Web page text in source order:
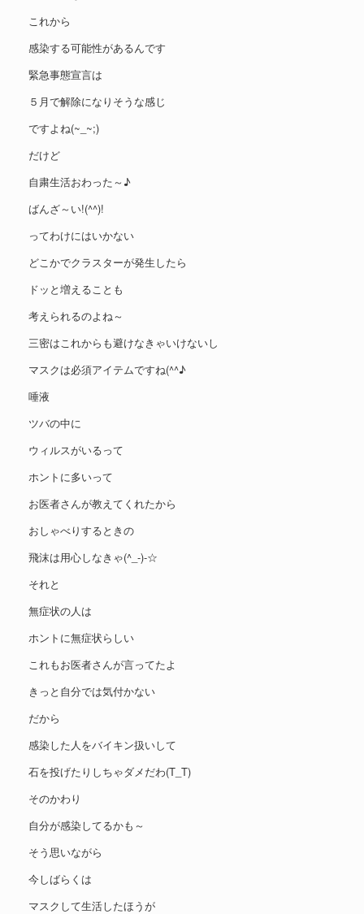
これから
感染する可能性があるんです
緊急事態宣言は
５月で解除になりそうな感じ
ですよね(~_~;)
だけど
自粛生活おわった～♪
ばんざ～い!(^^)!
ってわけにはいかない
どこかでクラスターが発生したら
ドッと増えることも
考えられるのよね～
三密はこれからも避けなきゃいけないし
マスクは必須アイテムですね(^^♪
唾液
ツバの中に
ウィルスがいるって
ホントに多いって
お医者さんが教えてくれたから
おしゃべりするときの
飛沫は用心しなきゃ(^_-)-☆
それと
無症状の人は
ホントに無症状らしい
これもお医者さんが言ってたよ
きっと自分では気付かない
だから
感染した人をバイキン扱いして
石を投げたりしちゃダメだわ(T_T)
そのかわり
自分が感染してるかも～
そう思いながら
今しばらくは
マスクして生活したほうが